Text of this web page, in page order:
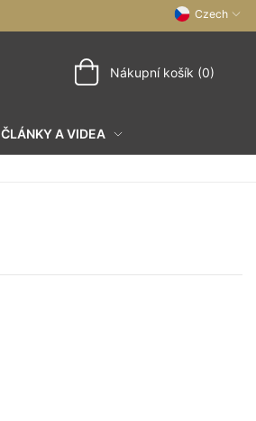
Czech
Nákupní košík (0)
ČLÁNKY A VIDEA